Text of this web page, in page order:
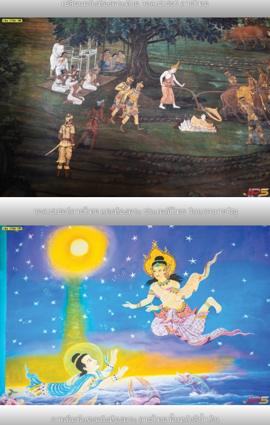
เปลี่ยนผนังห้องพระด้วย วอลเปเปอร์ ลายไทย
วอลเปเปอร์ลายไทย แต่งห้องพระ ประเพณีไทย วันแรกนาขวัญ
ภาพพิมพ์แต่งผนังห้องพระ ลายไทย พื้นหลังสีน้ำเงิน